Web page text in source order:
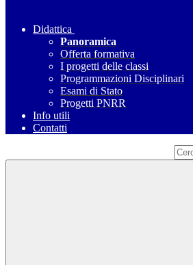
Didattica
Panoramica
Offerta formativa
I progetti delle classi
Programmazioni Disciplinari
Esami di Stato
Progetti PNRR
Info utili
Contatti